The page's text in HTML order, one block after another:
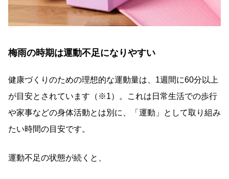
梅雨の時期は運動不足になりやすい
健康づくりのための理想的な運動量は、1週間に60分以上
が目安とされています（※1）。これは日常生活での歩行
や家事などの身体活動とは別に、「運動」として取り組み
たい時間の目安です。
運動不足の状態が続くと、